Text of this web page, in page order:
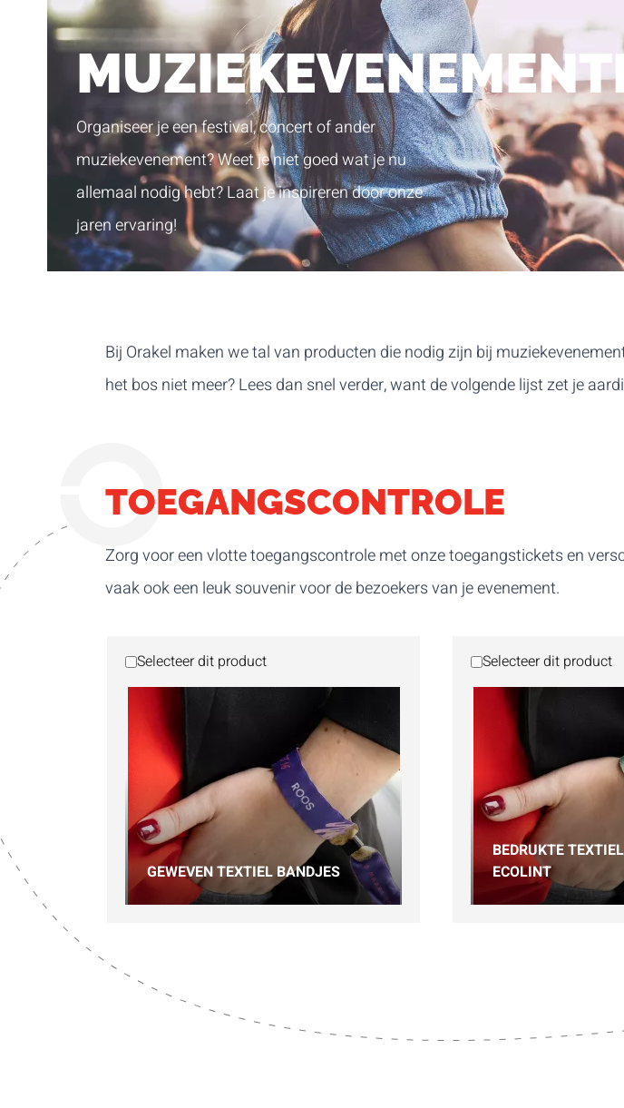
Organiseer je een festival, concert of ander
muziekevenement? Weet je niet goed wat je nu
allemaal nodig hebt? Laat je inspireren door onze
jaren ervaring!
Bij Orakel maken we tal van producten die nodig zijn bij
het bos niet meer? Lees dan snel verder, want de volgende lijst zet je
TOEGANGSCONTROLE
Zorg voor een vlotte toegangscontrole met onze toegangstickets en
vaak ook een leuk souvenir voor de bezoekers van je evenement.
Selecteer dit product
GEWEVEN TEXTIEL BANDJES
Selecteer dit product
BEDRUKTE
ECOLINT